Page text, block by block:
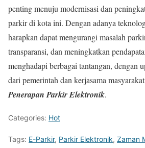
penting menuju modernisasi dan
parkir di kota ini. Dengan adanya
harapkan dapat mengurangi masalah
transparansi, dan meningkatkan
menghadapi berbagai tantangan, dengan
dari pemerintah dan kerjasama
Penerapan Parkir Elektronik.
Categories: Hot
Tags: E-Parkir, Parkir Elektronik, Zaman